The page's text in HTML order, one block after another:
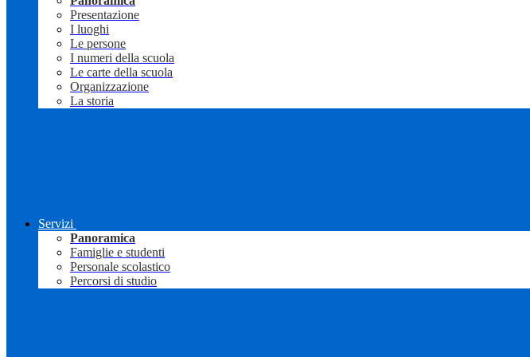
Presentazione
I luoghi
Le persone
I numeri della scuola
Le carte della scuola
Organizzazione
La storia
Servizi
Panoramica
Famiglie e studenti
Personale scolastico
Percorsi di studio